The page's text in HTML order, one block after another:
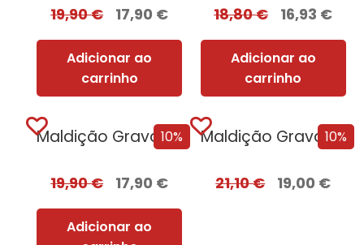
19,90€ 17,90 €
Adicionar ao
carrinho
18,80€ 16,93 €
Adicionar ao
carrinho
10%
Maldição Gravada em Osso
19,90€ 17,90 €
Adicionar ao
10%
Maldição Gravada em Osso – Edição com EDGES
21,10€ 19,00 €